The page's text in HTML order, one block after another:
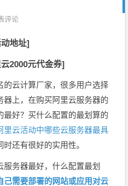
评论
地址]
2000元代金券]
的云计算厂家，很多用户选择
器上，在购买阿里云服务器的
最好？买什么配置的最划算的
里云活动中哪些云服务器最具
时还有很好的实用性。
服务器最好，什么配置最划
己需要部署的网站或应用对云